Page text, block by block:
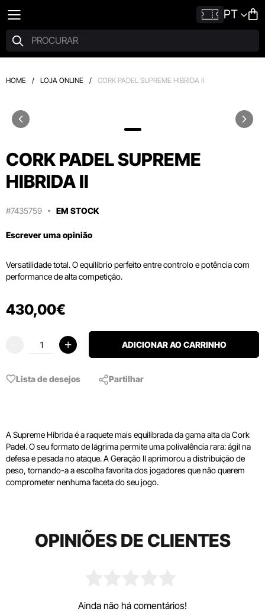
PT
HOME / LOJA ONLINE / CORK PADEL SUPREME HIBRIDA II
CORK PADEL SUPREME
HIBRIDA II
#7435759 EM STOCK
Escrever uma opinião
Versatilidade total. O equilíbrio perfeito entre controlo e potência com
performance de alta competição.
430,00€
ADICIONAR AO CARRINHO
Lista de desejos Partilhar
A Supreme Híbrida é a raquete mais equilibrada da gama alta da Cork
Padel. O seu formato de lágrima permite uma polivalência rara: ágil na
defesa e pesada no ataque. A Geração II aprimorou a distribuição de
peso, tornando-a a escolha favorita dos jogadores que não querem
comprometer nenhuma faceta do seu jogo.
OPINIÕES DE CLIENTES
Ainda não há comentários!